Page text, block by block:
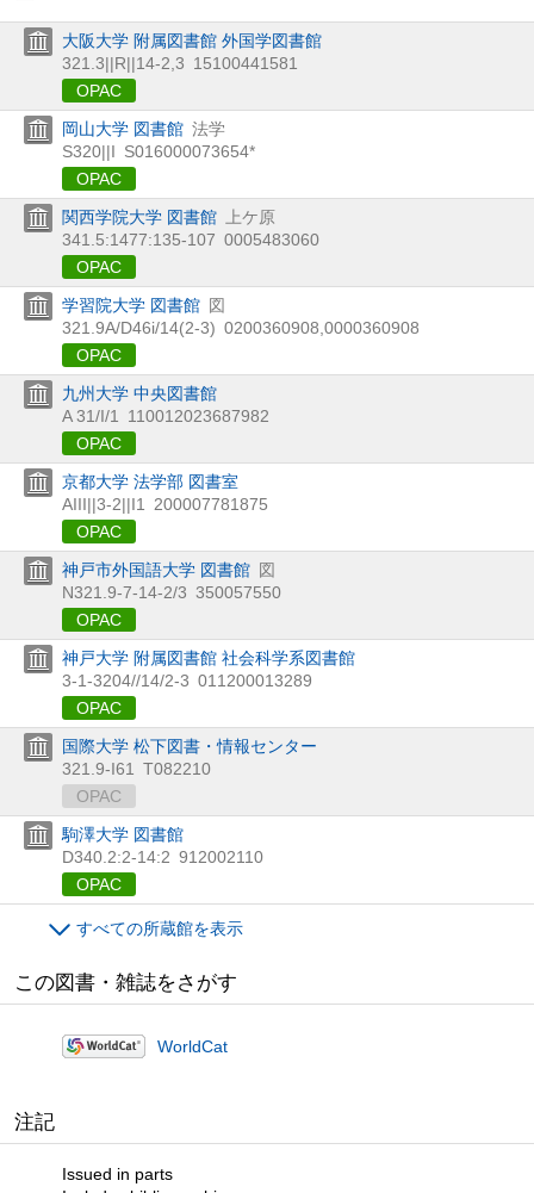
大阪大学 附属図書館 外国学図書館
321.3||R||14-2,3 15100441581
OPAC
岡山大学 図書館 法学
S320||I S016000073654*
OPAC
関西学院大学 図書館
上ケ原
341.5:1477:135-107 0005483060
OPAC
学習院大学 図書館 図
321.9A/D46i/14(2-3) 0200360908,0000360908
OPAC
九州大学 中央図書館
A 31/I/1
110012023687982
OPAC
京都大学 法学部 図書室
AIII||3-2||I1
200007781875
OPAC
神戸市外国語大学 図書館 図
N321.9-7-14-2/3 350057550
OPAC
神戸大学 附属図書館 社会科学系図書館
3-1-3204//14/2-3 011200013289
OPAC
国際大学 松下図書・情報センター
321.9-I61
T082210
OPAC
駒澤大学 図書館
D340.2:2-14:2 912002110
OPAC
すべての所蔵館を表示
この図書・雑誌をさがす
WorldCat
注記
Issued in parts